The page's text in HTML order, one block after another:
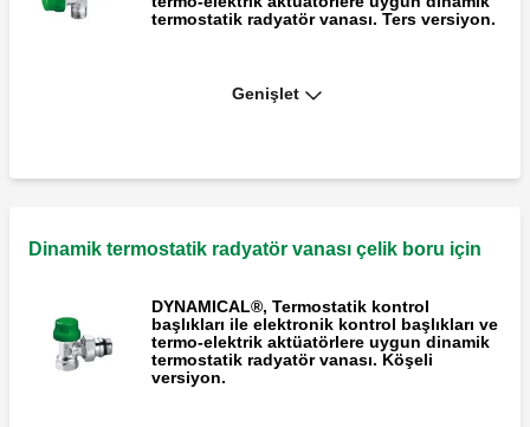
termostatik radyatör vanası. Ters versiyon.
Genişlet
Dinamik termostatik radyatör vanası çelik boru için
DYNAMICAL®, Termostatik kontrol
başlıkları ile elektronik kontrol başlıkları ve
termo-elektrik aktüatörlere uygun dinamik
termostatik radyatör vanası. Köşeli
versiyon.